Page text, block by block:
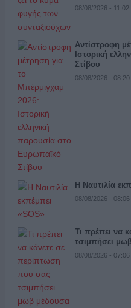
08/08/2026 - 11:02
Αντίστροφη
Ιστορική
Στίβου
08/08/2026 - 08:20
Η Ναυτιλία
08/08/2026 - 08:06
Τι πρέπει να
τσιμπήσει
08/08/2026 - 07:06